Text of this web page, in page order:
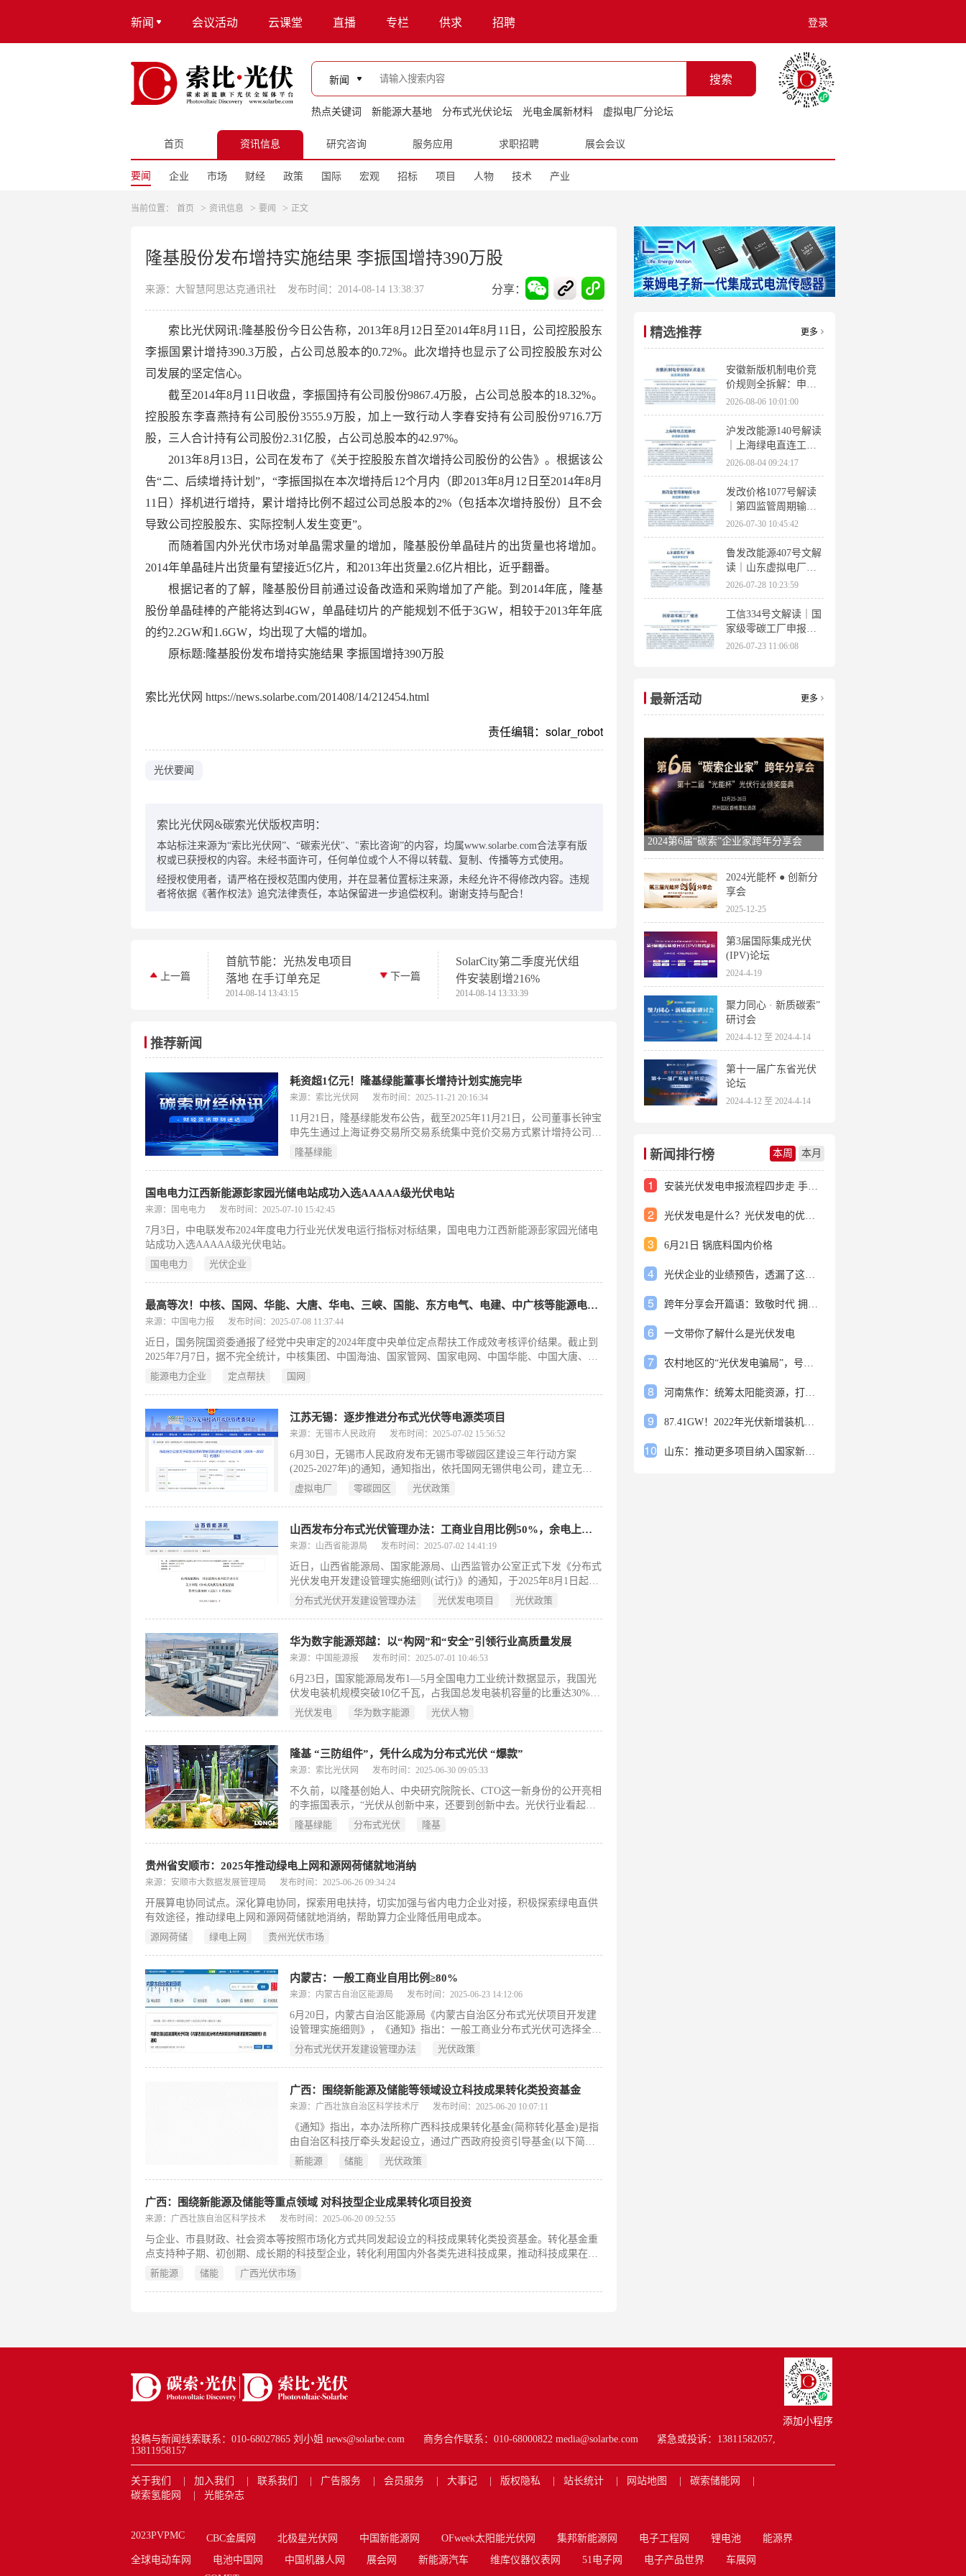
新闻 会议活动 云课堂 直播 专栏 供求 招聘 登录
新闻 搜索
热点关键词 新能源大基地 分布式光伏论坛 光电金属新材料 虚拟电厂分论坛
首页 资讯信息 研究咨询 服务应用 求职招聘 展会会议
要闻 企业 市场 财经 政策 国际 宏观 招标 项目 人物 技术 产业
当前位置： 首页 > 资讯信息 > 要闻 > 正文
隆基股份发布增持实施结果 李振国增持390万股
来源：大智慧阿思达克通讯社 发布时间：2014-08-14 13:38:37 分享：
索比光伏网讯:隆基股份今日公告称，2013年8月12日至2014年8月11日，公司控股股东
李振国累计增持390.3万股，占公司总股本的0.72%。此次增持也显示了公司控股股东对公
司发展的坚定信心。
截至2014年8月11日收盘，李振国持有公司股份9867.4万股，占公司总股本的18.32%。
控股股东李喜燕持有公司股份3555.9万股，加上一致行动人李春安持有公司股份9716.7万
股，三人合计持有公司股份2.31亿股，占公司总股本的42.97%。
2013年8月13日，公司在发布了《关于控股股东首次增持公司股份的公告》。根据该公
告“二、后续增持计划”，“李振国拟在本次增持后12个月内（即2013年8月12日至2014年8月
11日）择机进行增持，累计增持比例不超过公司总股本的2%（包括本次增持股份）且不会
导致公司控股股东、实际控制人发生变更”。
而随着国内外光伏市场对单晶需求量的增加，隆基股份单晶硅片的出货量也将增加。
2014年单晶硅片出货量有望接近5亿片，和2013年出货量2.6亿片相比，近乎翻番。
根据记者的了解，隆基股份目前通过设备改造和采购增加了产能。到2014年底，隆基
股份单晶硅棒的产能将达到4GW，单晶硅切片的产能规划不低于3GW，相较于2013年年底
的约2.2GW和1.6GW，均出现了大幅的增加。
原标题:隆基股份发布增持实施结果 李振国增持390万股
索比光伏网 https://news.solarbe.com/201408/14/212454.html
责任编辑：solar_robot
光伏要闻
索比光伏网&碳索光伏版权声明：
本站标注来源为“索比光伏网”、“碳索光伏"、"索比咨询”的内容，均属www.solarbe.com合法享有版
权或已获授权的内容。未经书面许可，任何单位或个人不得以转载、复制、传播等方式使用。
经授权使用者，请严格在授权范围内使用，并在显著位置标注来源，未经允许不得修改内容。违规
者将依据《著作权法》追究法律责任，本站保留进一步追偿权利。谢谢支持与配合！
上一篇
首航节能：光热发电项目
落地 在手订单充足
2014-08-14 13:43:15
下一篇
SolarCity第二季度光伏组
件安装剧增216%
2014-08-14 13:33:39
推荐新闻
耗资超1亿元！隆基绿能董事长增持计划实施完毕
来源：索比光伏网 发布时间：2025-11-21 20:16:34
11月21日，隆基绿能发布公告，截至2025年11月21日，公司董事长钟宝
申先生通过上海证券交易所交易系统集中竞价交易方式累计增持公司股
份6,131,900股，占公司总股本的0.08%，累计增持金额为10,069.31万
隆基绿能
国电电力江西新能源彭家园光储电站成功入选AAAAA级光伏电站
来源：国电电力 发布时间：2025-07-10 15:42:45
7月3日，中电联发布2024年度电力行业光伏发电运行指标对标结果，国电电力江西新能源彭家园光储电
站成功入选AAAAA级光伏电站。
国电电力
光伏企业
最高等次！中核、国网、华能、大唐、华电、三峡、国能、东方电气、电建、中广核等能源电力企业……
来源：中国电力报 发布时间：2025-07-08 11:37:44
近日，国务院国资委通报了经党中央审定的2024年度中央单位定点帮扶工作成效考核评价结果。截止到
2025年7月7日，据不完全统计，中核集团、中国海油、国家管网、国家电网、中国华能、中国大唐、中
国华电、三峡集团、国家能源集团、东方电气、中国电建、中广核等获评最高等次。让我们来看看他们
能源电力企业 定点帮扶 国网
江苏无锡：逐步推进分布式光伏等电源类项目
来源：无锡市人民政府 发布时间：2025-07-02 15:56:52
6月30日，无锡市人民政府发布无锡市零碳园区建设三年行动方案
(2025-2027年)的通知，通知指出，依托国网无锡供电公司，建立无锡
市虚拟电厂管理中心完善虚拟电厂运营管理制度，统筹市级:区级虚拟
目，园区内工业企业、公共机构、商业空调等可调负荷资源接入虚拟电
厂。到2027年底，培育建设的零碳园区内培育注册虚拟电厂聚合最大可
虚拟电厂 零碳园区 光伏政策
山西发布分布式光伏管理办法：工商业自用比例50%，余电上网需参与电力交易
来源：山西省能源局 发布时间：2025-07-02 14:41:19
近日，山西省能源局、国家能源局、山西监管办公室正式下发《分布式
光伏发电开发建设管理实施细则(试行)》的通知，于2025年8月1日起施
行，有效期两年。文件指出，分布式光伏发电上网模式包括全额上网、
分布式光伏开发建设管理办法 光伏发电项目 光伏政策
华为数字能源郑越：以“构网”和“安全”引领行业高质量发展
来源：中国能源报 发布时间：2025-07-01 10:46:53
6月23日，国家能源局发布1—5月全国电力工业统计数据显示，我国光
伏发电装机规模突破10亿千瓦，占我国总发电装机容量的比重达30%、
占全球光伏装机总规模的近一半。在我国乃至全球范围，新能源发展均
光伏发电 华为数字能源 光伏人物
隆基 “三防组件”，凭什么成为分布式光伏 “爆款”
来源：索比光伏网 发布时间：2025-06-30 09:05:33
不久前，以隆基创始人、中央研究院院长、CTO这一新身份的公开亮相
的李振国表示，“光伏从创新中来，还要到创新中去。光伏行业看起来
跌宕起伏，其实背后的实质就是不断在每个大事情、小事情创新当中实
隆基绿能 分布式光伏 隆基
贵州省安顺市：2025年推动绿电上网和源网荷储就地消纳
来源：安顺市大数据发展管理局 发布时间：2025-06-26 09:34:24
开展算电协同试点。深化算电协同，探索用电扶持，切实加强与省内电力企业对接，积极探索绿电直供
有效途径，推动绿电上网和源网荷储就地消纳，帮助算力企业降低用电成本。
源网荷储
绿电上网 贵州光伏市场
内蒙古：一般工商业自用比例≥80%
来源：内蒙古自治区能源局 发布时间：2025-06-23 14:12:06
6月20日，内蒙古自治区能源局《内蒙古自治区分布式光伏项目开发建
设管理实施细则》，《通知》指出：一般工商业分布式光伏可选择全部
自发自用或者自发自用余电上网模式;采用自发自用余电上网的，年自
用新能源项目相关政策实施。
分布式光伏开发建设管理办法 光伏政策
广西：围绕新能源及储能等领域设立科技成果转化类投资基金
来源：广西壮族自治区科学技术厅 发布时间：2025-06-20 10:07:11
《通知》指出，本办法所称广西科技成果转化基金(简称转化基金)是指
由自治区科技厅牵头发起设立，通过广西政府投资引导基金(以下简称
引导基金)出资，与企业、市县财政、社会资本等按照市场化方式共同
技成果在广西转化和产业化。
新能源 储能 光伏政策
广西：围绕新能源及储能等重点领域 对科技型企业成果转化项目投资
来源：广西壮族自治区科学技术 发布时间：2025-06-20 09:52:55
与企业、市县财政、社会资本等按照市场化方式共同发起设立的科技成果转化类投资基金。转化基金重
点支持种子期、初创期、成长期的科技型企业，转化利用国内外各类先进科技成果，推动科技成果在广
西转化和产业化。
新能源 储能 广西光伏市场
精选推荐 更多
安徽新版机制电价竞
价规则全拆解：申报
条件、保函罚则、出
清机制、聚合商门槛
2026-08-06 10:01:00
沪发改能源140号解读
｜上海绿电直连工作
方案 申报条件、源荷
指标、场景优先级全
梳理
2026-08-04 09:24:17
发改价格1077号解读
｜第四监管周期输配
电价落地 电量电价下
调容量电价上调
2026-07-30 10:45:42
鲁发改能源407号文解
读｜山东虚拟电厂管
理办法全文 分布式光
伏打包入市规则详解
2026-07-28 10:23:59
工信334号文解读｜国
家级零碳工厂申报条
件、三大硬性指标、
2026-07-23 11:06:08
最新活动 更多
2024第6届“碳索”企业家跨年分享会
2024光能杯 ● 创新分
享会
2025-12-25
第3届国际集成光伏
(IPV)论坛
2024-4-19
聚力同心 · 新质碳索”
研讨会
2024-4-12 至 2024-4-14
第十一届广东省光伏
论坛
2024-4-12 至 2024-4-14
新闻排行榜 本周 本月
1 安装光伏发电申报流程四步走 手把手教你装起光伏电站
2 光伏发电是什么？光伏发电的优缺点有哪些？
3 6月21日 锅底料国内价格
4 光伏企业的业绩预告，透漏了这些信号
5 跨年分享会开篇语：致敬时代 拥抱变革
6 一文带你了解什么是光伏发电
7 农村地区的“光伏发电骗局”，号称能用屋顶赚钱，不少人已经上当
8 河南焦作：统筹太阳能资源，打造百万千瓦级光伏基地
9 87.41GW！2022年光伏新增装机规模发布
10 山东：推动更多项目纳入国家新增风光大基地项目
添加小程序
投稿与新闻线索联系：010-68027865 刘小姐 news@solarbe.com
商务合作联系：010-68000822 media@solarbe.com
紧急或投诉：13811582057,
13811958157
关于我们 加入我们 联系我们 广告服务 会员服务 大事记 版权隐私 站长统计 网站地图
碳索储能网
碳索氢能网
光能杂志
2023PVPMC CBC金属网 北极星光伏网 中国新能源网 OFweek太阳能光伏网 集邦新能源网 电子工程网 锂电池
能源界
全球电动车网
电池中国网 中国机器人网 展会网 新能源汽车 维库仪器仪表网 51电子网 电子产品世界
车展网